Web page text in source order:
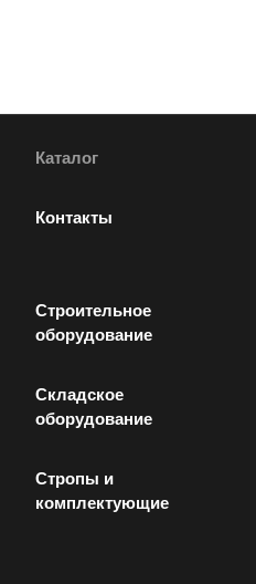
Каталог
Контакты
Строительное
оборудование
Складское
оборудование
Стропы и
комплектующие